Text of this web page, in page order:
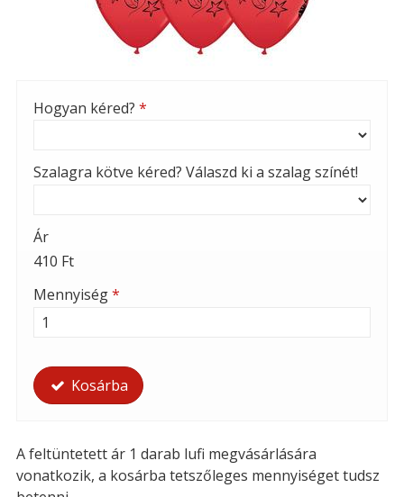
Hogyan kéred? *
Szalagra kötve kéred? Válaszd ki a szalag színét!
Ár
410 Ft
Mennyiség*
Kosárba
A feltüntetett ár 1 darab lufi megvásárlására
vonatkozik, a kosárba tetszőleges mennyiséget tudsz